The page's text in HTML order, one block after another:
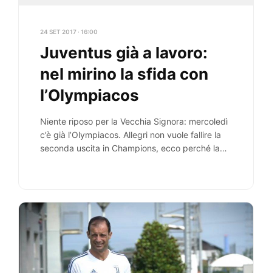
24 SET 2017 · 16:00
Juventus già a lavoro:
nel mirino la sfida con
l’Olympiacos
Niente riposo per la Vecchia Signora: mercoledì
c’è già l’Olympiacos. Allegri non vuole fallire la
seconda uscita in Champions, ecco perché la…